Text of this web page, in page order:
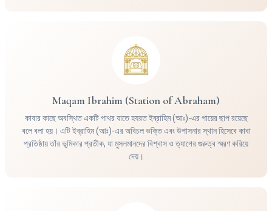
Maqam Ibrahim (Station of Abraham)
কাবার কাছে অবস্থিত একটি পাথর যাতে হযরত ইব্রাহিম (আঃ)-এর পায়ের ছাপ রয়েছে
বলে বলা হয়। এটি ইব্রাহিম (আঃ)-এর অবিচল ভক্তি এবং উপাসনার স্থান হিসেবে কাবা
প্রতিষ্ঠায় তাঁর ভূমিকার প্রতীক, যা মুসলমানদের বিশ্বাস ও ত্যাগের গুরুত্ব স্মরণ করিয়ে
দেয়।